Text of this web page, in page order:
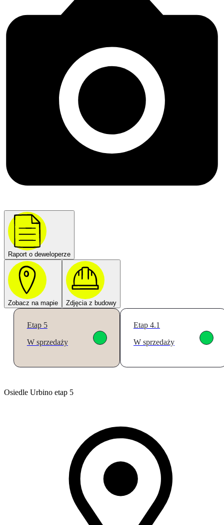
Raport o deweloperze
Zobacz na mapie Zdjęcia z budowy
Etap 5
W sprzedaży
Etap 4.1
W sprzedaży
Osiedle Urbino etap 5